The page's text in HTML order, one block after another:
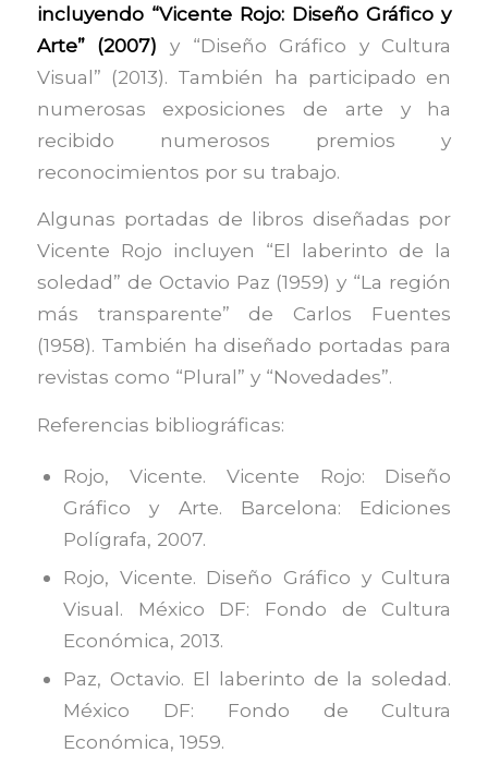
incluyendo “Vicente Rojo: Diseño Gráfico y
Arte” (2007) y “Diseño Gráfico y Cultura
Visual” (2013). También ha participado en
numerosas exposiciones de arte y ha
recibido numerosos premios y
reconocimientos por su trabajo.
Algunas portadas de libros diseñadas por
Vicente Rojo incluyen “El laberinto de la
soledad” de Octavio Paz (1959) y “La región
más transparente” de Carlos Fuentes
(1958). También ha diseñado portadas para
revistas como “Plural” y “Novedades”.
Referencias bibliográficas:
Rojo, Vicente. Vicente Rojo: Diseño
Gráfico y Arte. Barcelona: Ediciones
Polígrafa, 2007.
Rojo, Vicente. Diseño Gráfico y Cultura
Visual. México DF: Fondo de Cultura
Económica, 2013.
Paz, Octavio. El laberinto de la soledad.
México DF: Fondo de Cultura
Económica, 1959.